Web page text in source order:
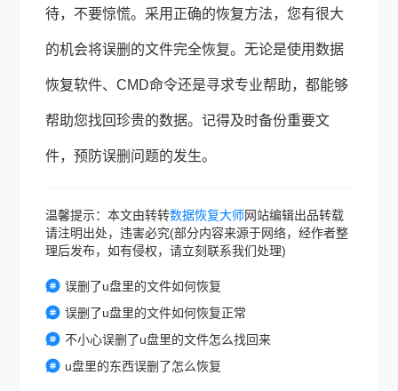
待，不要惊慌。采用正确的恢复方法，您有很大
的机会将误删的文件完全恢复。无论是使用数据
恢复软件、CMD命令还是寻求专业帮助，都能够
帮助您找回珍贵的数据。记得及时备份重要文
件，预防误删问题的发生。
温馨提示：本文由转转数据恢复大师网站编辑出品转载
请注明出处，违害必究(部分内容来源于网络，经作者整
理后发布，如有侵权，请立刻联系我们处理)
误删了u盘里的文件如何恢复
误删了u盘里的文件如何恢复正常
不小心误删了u盘里的文件怎么找回来
u盘里的东西误删了怎么恢复